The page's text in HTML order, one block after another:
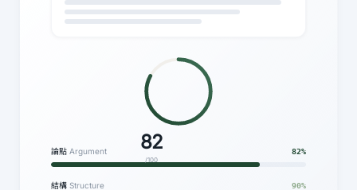
82
/100
論點 Argument 82%
結構 Structure 90%